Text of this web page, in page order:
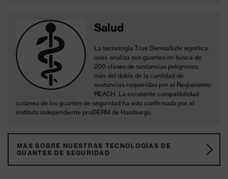
Salud
La tecnología True DermaSafe significa:
uvex analiza sus guantes en busca de
200 clases de sustancias peligrosas,
más del doble de la cantidad de
sustancias requeridas por el Reglamento
REACH. La excelente compatibilidad
cutánea de los guantes de seguridad ha sido confirmada por el
instituto independiente proDERM de Hamburgo.
MÁS SOBRE NUESTRAS TECNOLOGÍAS DE
GUANTES DE SEGURIDAD